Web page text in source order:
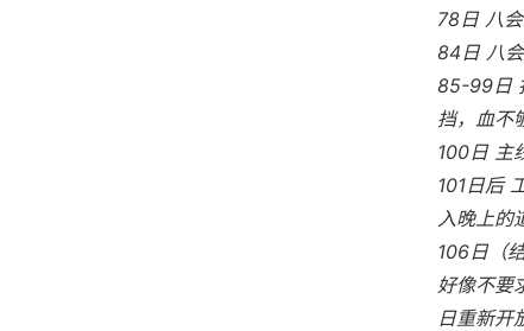
78日 八
84日 八
85-99日
挡，血不
100日 主
101日后
入晚上的
106日（
好像不要
日重新开